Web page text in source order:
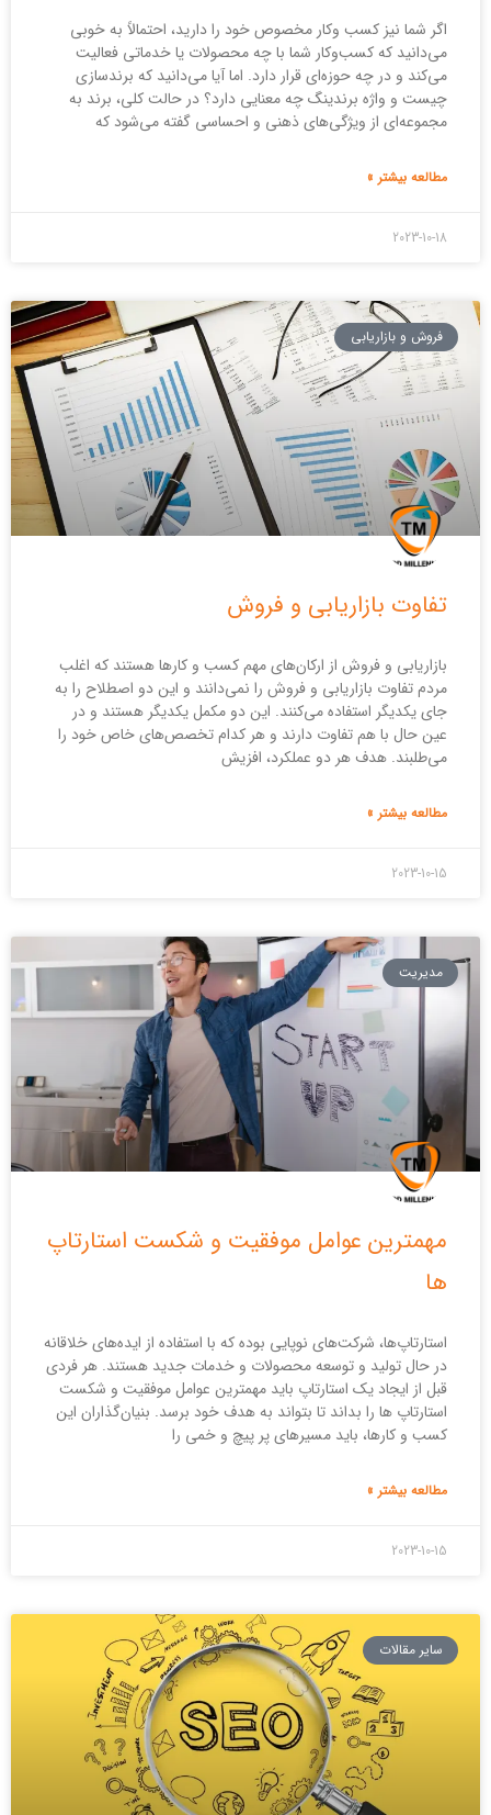
اگر شما نیز کسب وکار مخصوص خود را دارید، احتمالاً به خوبی
می‌دانید که کسب‌وکار شما با چه محصولات یا خدماتی فعالیت
می‌کند و در چه حوزه‌ای قرار دارد. اما آیا می‌دانید که برندسازی
چیست و واژه برندینگ چه معنایی دارد؟ در حالت کلی، برند به
مجموعه‌ای از ویژگی‌های ذهنی و احساسی گفته می‌شود که
مطالعه بیشتر »
2023-10-18
فروش و بازاریابی
تفاوت بازاریابی و فروش
بازاریابی و فروش از ارکان‌های مهم کسب و کار‌ها هستند که اغلب
مردم تفاوت بازاریابی و فروش را نمی‌دانند و این دو اصطلاح را به
جای یکدیگر استفاده می‌کنند. این دو مکمل یکدیگر هستند و در
عین حال با هم تفاوت دارند و هر کدام تخصص‌های خاص خود را
می‌طلبند. هدف هر دو عملکرد، افزیش
مطالعه بیشتر »
2023-10-15
مدیریت
مهمترین عوامل موفقیت و شکست استارتاپ
استارتاپ‌ها، شرکت‌های نوپایی بوده که با استفاده از ایده‌های خلاقانه
در حال تولید و توسعه محصولات و خدمات جدید هستند. هر فردی
قبل از ایجاد یک استارتاپ باید مهمترین عوامل موفقیت و شکست
استارتاپ ها را بداند تا بتواند به هدف خود برسد. بنیان‌گذاران این
کسب و کار‌ها، باید مسیر‌های پر پیچ و خمی را
مطالعه بیشتر »
2023-10-15
سایر مقالات